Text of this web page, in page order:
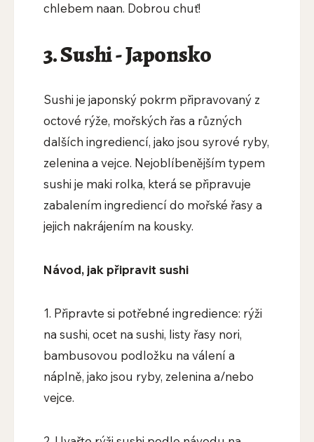
chlebem naan. Dobrou chuť!
3. Sushi - Japonsko
Sushi je japonský pokrm připravovaný z
octové rýže, mořských řas a různých
dalších ingrediencí, jako jsou syrové ryby,
zelenina a vejce. Nejoblíbenějším typem
sushi je maki rolka, která se připravuje
zabalením ingrediencí do mořské řasy a
jejich nakrájením na kousky.
Návod, jak připravit sushi
1. Připravte si potřebné ingredience: rýži
na sushi, ocet na sushi, listy řasy nori,
bambusovou podložku na válení a
náplně, jako jsou ryby, zelenina a/nebo
vejce.